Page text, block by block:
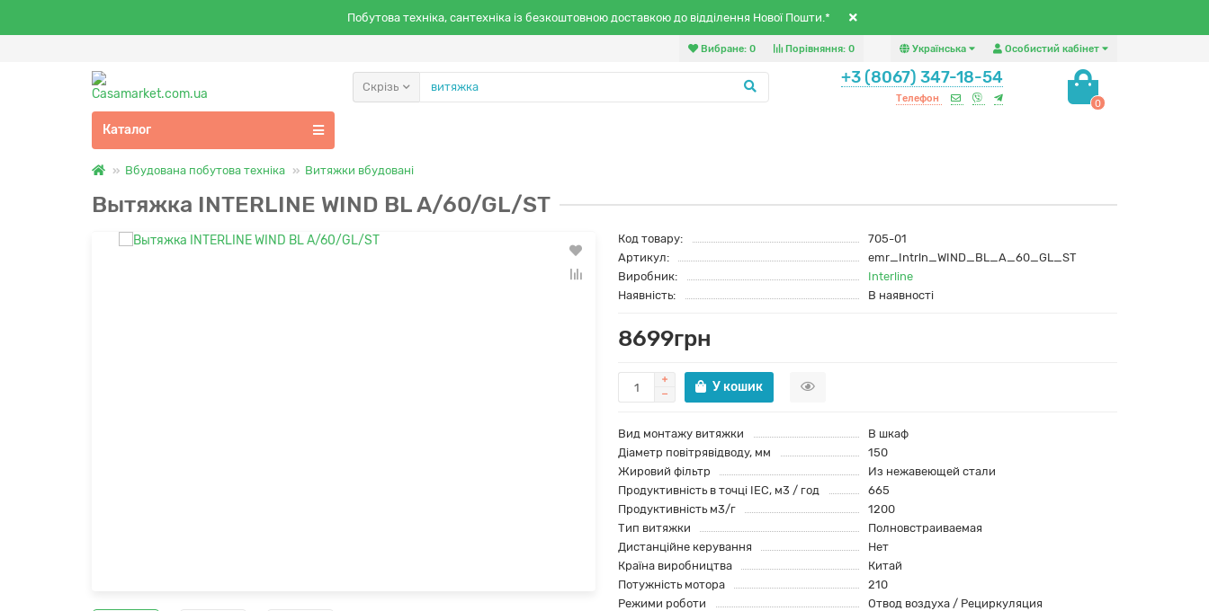
Побутова техніка, сантехніка із безкоштовною доставкою до відділення Нової Пошти.*
Особистий кабінет
Українська
Порівняння: 0
Вибране: 0
+3 (8067) 347-18-54
Телефон 0
Скрізь
Каталог
Вбудована побутова техніка Витяжки вбудовані
Вытяжка INTERLINE WIND BL A/60/GL/ST
Код товару:
705-01
Артикул:
emr_Intrln_WIND_BL_A_60_GL_ST
Виробник:
Interline
Наявність:
В наявності
8699грн
У кошик
Вид монтажу витяжки
В шкаф
Діаметр повітрявідводу, мм
150
Жировий фільтр
Из нежавеющей стали
Продуктивність в точці IEC, м3 / год
665
Продуктивність м3/г
1200
Тип витяжки
Полновстраиваемая
Дистанційне керування
Нет
Країна виробництва
Китай
Потужність мотора
210
Режими роботи
Отвод воздуха / Рециркуляция